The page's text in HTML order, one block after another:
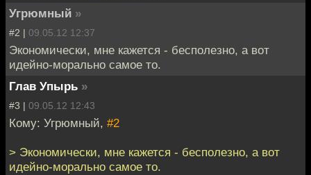
Угрюмный »
#2 | 09.05.12 12:37
Экономически, мне кажется - бесполезно, а вот
идейно-морально самое то.
Глав Упырь »
#3 | 09.05.12 12:43
Кому: Угрюмный, #2
> Экономически, мне кажется - бесполезно, а вот
идейно-морально самое то.